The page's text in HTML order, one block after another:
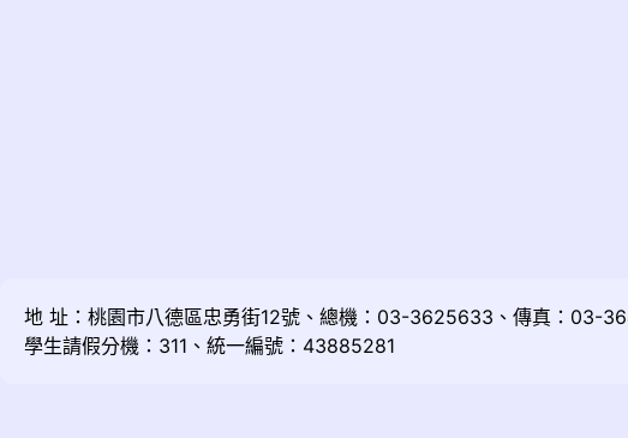
地 址：桃園市八德區忠勇街12號、總機：03-3625633、傳真：03-
學生請假分機：311、統一編號：43885281